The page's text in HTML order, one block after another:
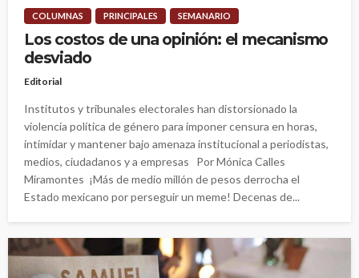
COLUMNAS PRINCIPALES SEMANARIO
Los costos de una opinión: el mecanismo
desviado
Editorial
Institutos y tribunales electorales han distorsionado la
violencia política de género para imponer censura en horas,
intimidar y mantener bajo amenaza institucional a periodistas,
medios, ciudadanos y a empresas Por Mónica Calles
Miramontes ¡Más de medio millón de pesos derrocha el
Estado mexicano por perseguir un meme! Decenas de...